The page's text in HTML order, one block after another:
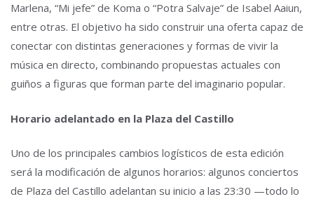
Marlena, “Mi jefe” de Koma o “Potra Salvaje” de Isabel Aaiun,
entre otras. El objetivo ha sido construir una oferta capaz de
conectar con distintas generaciones y formas de vivir la
música en directo, combinando propuestas actuales con
guiños a figuras que forman parte del imaginario popular.
Horario adelantado en la Plaza del Castillo
Uno de los principales cambios logísticos de esta edición
será la modificación de algunos horarios: algunos conciertos
de Plaza del Castillo adelantan su inicio a las 23:30 —todo lo